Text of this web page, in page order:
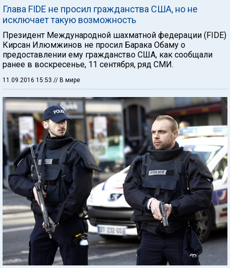
Глава FIDE не просил гражданства США, но не
исключает такую возможность
Президент Международной шахматной федерации (FIDE)
Кирсан Илюмжинов не просил Барака Обаму о
предоставлении ему гражданство США, как сообщали
ранее в воскресенье, 11 сентября, ряд СМИ.
11.09.2016 15:53 // В мире